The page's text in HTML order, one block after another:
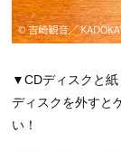
▼CDディスクと紙
ディスクを外すと
い！